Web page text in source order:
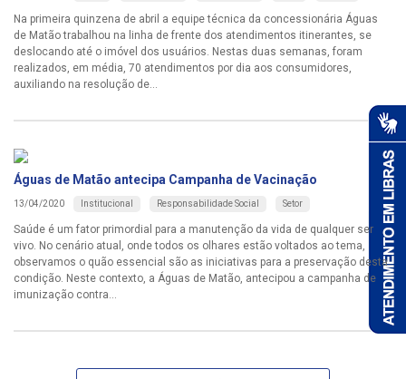
Na primeira quinzena de abril a equipe técnica da concessionária Águas
de Matão trabalhou na linha de frente dos atendimentos itinerantes, se
deslocando até o imóvel dos usuários. Nestas duas semanas, foram
realizados, em média, 70 atendimentos por dia aos consumidores,
auxiliando na resolução de...
Águas de Matão antecipa Campanha de Vacinação
13/04/2020 Institucional Responsabilidade Social Setor
Saúde é um fator primordial para a manutenção da vida de qualquer ser
vivo. No cenário atual, onde todos os olhares estão voltados ao tema,
observamos o quão essencial são as iniciativas para a preservação desta
condição. Neste contexto, a Águas de Matão, antecipou a campanha de
imunização contra...